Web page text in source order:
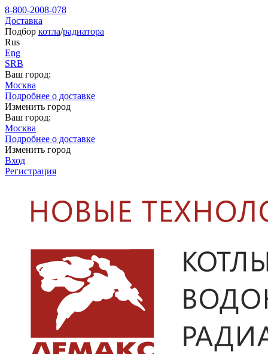
8-800-2008-078
Доставка
Подбор котла/радиатора
Rus
Eng
SRB
Ваш город:
Москва
Подробнее о доставке
Изменить город
Ваш город:
Москва
Подробнее о доставке
Изменить город
Вход
Регистрация